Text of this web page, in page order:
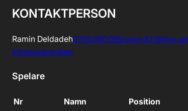
KONTAKTPERSON
Ramin Deldadeh0760390796ramin321@live.se
Intresseanmälan
Spelare
Nr Namn
Position